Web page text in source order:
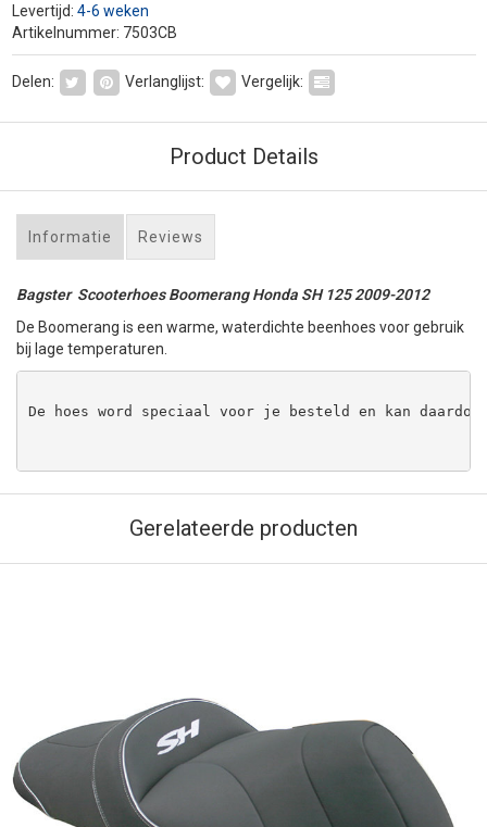
Levertijd: 4-6 weken
Artikelnummer: 7503CB
Delen: Verlanglijst: Vergelijk:
Product Details
Informatie Reviews
Bagster Scooterhoes Boomerang Honda SH 125 2009-2012
De Boomerang is een warme, waterdichte beenhoes voor gebruik
bij lage temperaturen.
De hoes word speciaal voor je besteld en kan
Gerelateerde producten